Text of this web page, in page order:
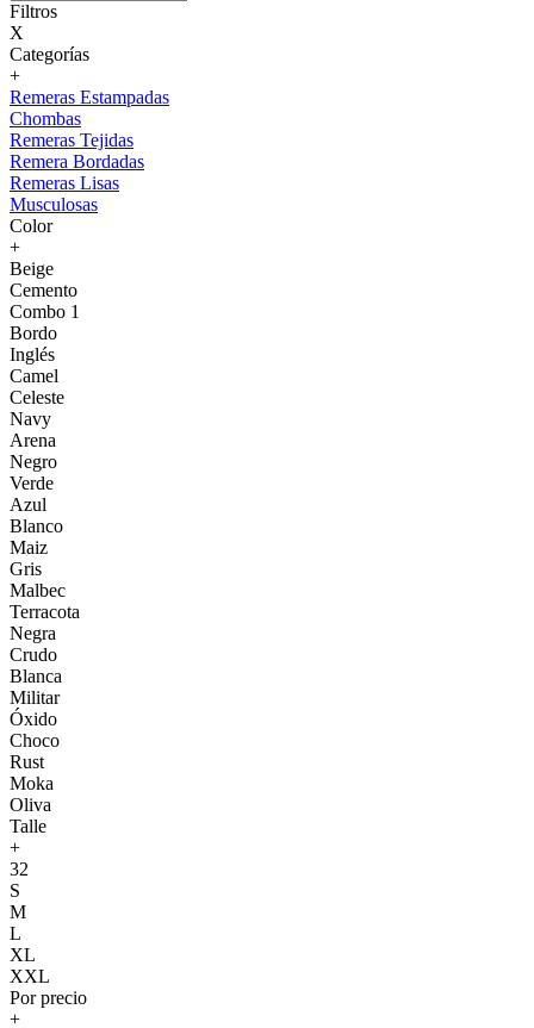
Filtros
X
Categorías
+
Remeras Estampadas
Chombas
Remeras Tejidas
Remera Bordadas
Remeras Lisas
Musculosas
Color
+
Beige
Cemento
Combo 1
Bordo
Inglés
Camel
Celeste
Navy
Arena
Negro
Verde
Azul
Blanco
Maiz
Gris
Malbec
Terracota
Negra
Crudo
Blanca
Militar
Óxido
Choco
Rust
Moka
Oliva
Talle
+
32
S
M
L
XL
XXL
Por precio
+